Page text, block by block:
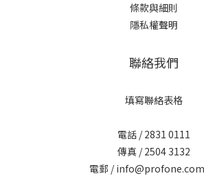
條款與細則
隱私權聲明
聯絡我們
填寫聯絡表格
電話 / 2831 0111
傳真 / 2504 3132
電郵 /